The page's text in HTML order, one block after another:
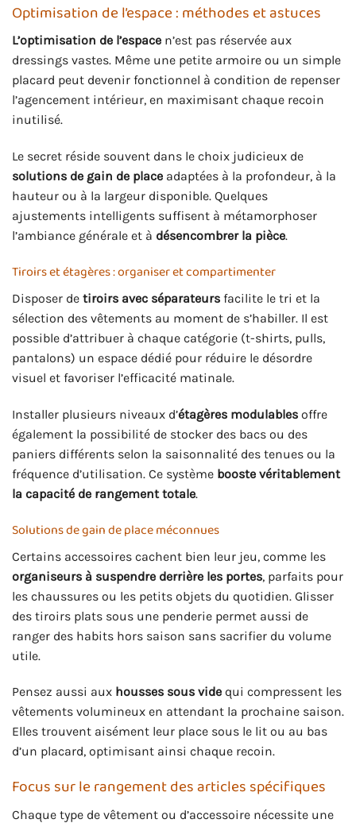
Optimisation de l’espace : méthodes et astuces
L’optimisation de l’espace n’est pas réservée aux
dressings vastes. Même une petite armoire ou un simple
placard peut devenir fonctionnel à condition de repenser
l’agencement intérieur, en maximisant chaque recoin
inutilisé.
Le secret réside souvent dans le choix judicieux de
solutions de gain de place adaptées à la profondeur, à la
hauteur ou à la largeur disponible. Quelques
ajustements intelligents suffisent à métamorphoser
l’ambiance générale et à désencombrer la pièce.
Tiroirs et étagères : organiser et compartimenter
Disposer de tiroirs avec séparateurs facilite le tri et la
sélection des vêtements au moment de s’habiller. Il est
possible d’attribuer à chaque catégorie (t-shirts, pulls,
pantalons) un espace dédié pour réduire le désordre
visuel et favoriser l’efficacité matinale.
Installer plusieurs niveaux d’étagères modulables offre
également la possibilité de stocker des bacs ou des
paniers différents selon la saisonnalité des tenues ou la
fréquence d’utilisation. Ce système booste véritablement
la capacité de rangement totale.
Solutions de gain de place méconnues
Certains accessoires cachent bien leur jeu, comme les
organiseurs à suspendre derrière les portes, parfaits pour
les chaussures ou les petits objets du quotidien. Glisser
des tiroirs plats sous une penderie permet aussi de
ranger des habits hors saison sans sacrifier du volume
utile.
Pensez aussi aux housses sous vide qui compressent les
vêtements volumineux en attendant la prochaine saison.
Elles trouvent aisément leur place sous le lit ou au bas
d’un placard, optimisant ainsi chaque recoin.
Focus sur le rangement des articles spécifiques
Chaque type de vêtement ou d’accessoire nécessite une